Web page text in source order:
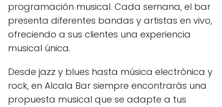
programación musical. Cada semana, el bar
presenta diferentes bandas y artistas en vivo,
ofreciendo a sus clientes una experiencia
musical única.
Desde jazz y blues hasta música electrónica y
rock, en Alcala Bar siempre encontrarás una
propuesta musical que se adapte a tus